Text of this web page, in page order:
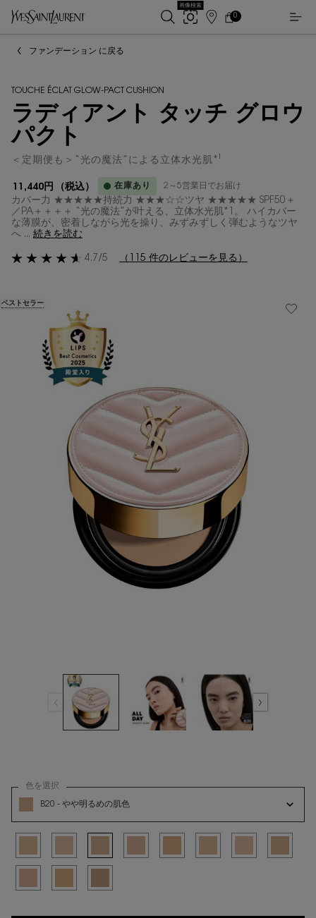
画像検索
店
舗
カ
ー
0
0 カート内の製品
ファンデーション に戻る
TOUCHE ÉCLAT GLOW-PACT CUSHION
ラディアント タッチ グロウ
パクト
＜定期便も＞“光の魔法”による立体水光肌*¹
11,440円 （税込） 在庫あり 2～5営業日でお届け
カバー力 ★★★★★持続力 ★★★☆☆ツヤ ★★★★★ SPF50＋
／PA＋＋＋＋ “光の魔法”が叶える、立体水光肌*1。 ハイカバー
な薄膜が、密着しながら光を操り、みずみずしく弾むようなツヤ
へ ... 続きを読む
4.7/5 （115 件のレビューを見る）
ベストセラー
B20 - やや明るめの肌色
色を選択